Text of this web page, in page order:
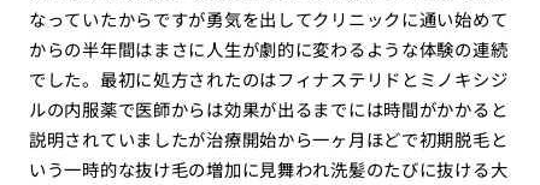
なっていたからですが勇気を出してクリニックに通い始めて
からの半年間はまさに人生が劇的に変わるような体験の連続
でした。最初に処方されたのはフィナステリドとミノキシジ
ルの内服薬で医師からは効果が出るまでには時間がかかると
説明されていましたが治療開始から一ヶ月ほどで初期脱毛と
いう一時的な抜け毛の増加に見舞われ洗髪のたびに抜ける大